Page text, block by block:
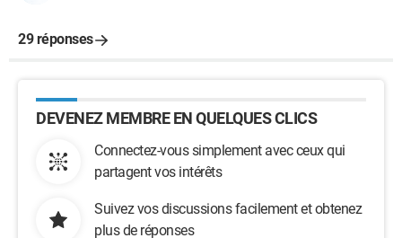
29 réponses
DEVENEZ MEMBRE EN QUELQUES CLICS
Connectez-vous simplement avec ceux qui
partagent vos intérêts
Suivez vos discussions facilement et obtenez
plus de réponses